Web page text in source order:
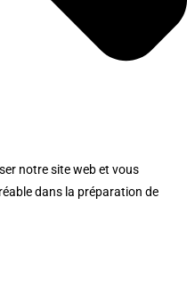
notre site web et vous
dans la préparation de